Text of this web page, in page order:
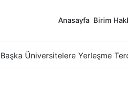
Anasayfa Birim
Başka Üniversitelere Yerleşme